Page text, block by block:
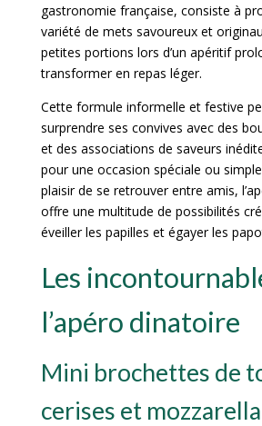
gastronomie française, consiste à
variété de mets savoureux et
petites portions lors d’un apéritif
transformer en repas léger.
Cette formule informelle et festive
surprendre ses convives avec des
et des associations de saveurs
pour une occasion spéciale ou
plaisir de se retrouver entre amis,
offre une multitude de possibilités
éveiller les papilles et égayer les
Les
l’apéro dinatoire
Mini brochettes de
cerises et mozzarella